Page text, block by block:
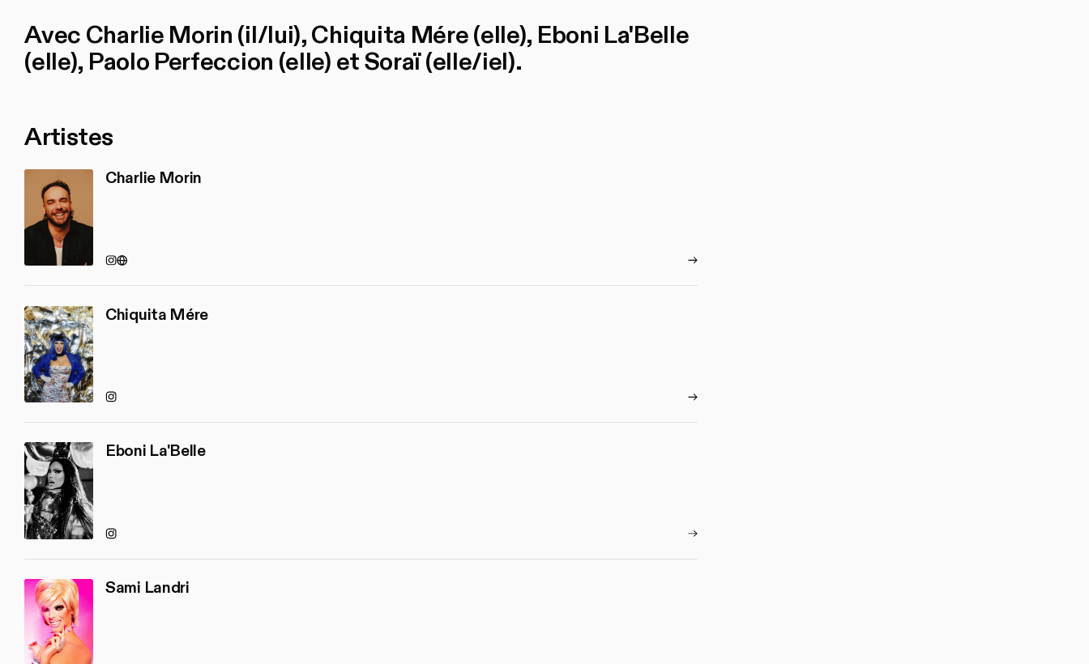
Avec Charlie Morin (il/lui), Chiquita Mére (elle), Eboni La'Belle
(elle), Paolo Perfeccion (elle) et Soraï (elle/iel).
Artistes
Charlie Morin
Instagram
https://agenceiel.com/charlie-morin
Chiquita Mére
Instagram
Eboni La'Belle
Instagram
Sami Landri